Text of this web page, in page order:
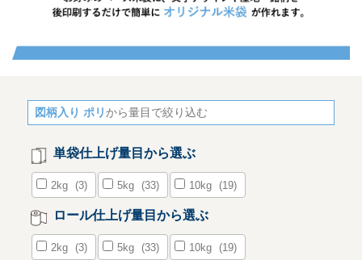
図柄入り ポリから量目で絞り込む
単袋仕上げ量目から選ぶ
2kg (3) 5kg (33) 10kg (19)
ロール仕上げ量目から選ぶ
2kg (3) 5kg (33) 10kg (19)